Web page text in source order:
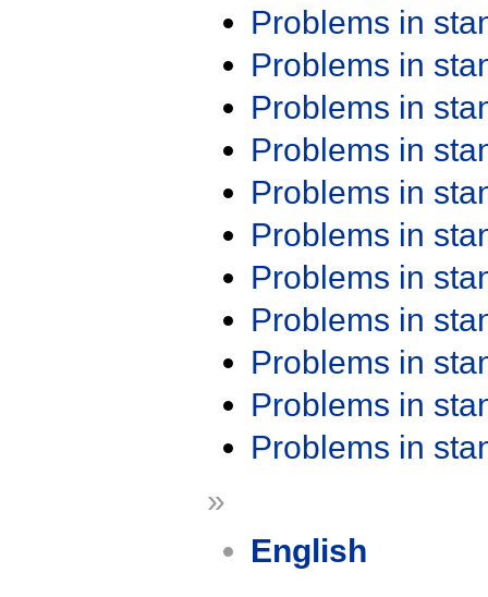
Problems in
Problems in
Problems in
Problems in
Problems in
Problems in
Problems in
Problems in
Problems in
Problems in
Problems in
»
English